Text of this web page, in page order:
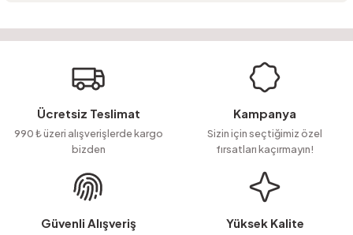
Soru Sor
Görüş ve önerileriniz için teşekkür ederiz.
Ürün resmi kalitesiz, bozuk veya görüntülenemiyor.
Ürün açıklamasında eksik bilgiler bulunuyor.
Ürün bilgilerinde hatalar bulunuyor.
Ürün fiyatı diğer sitelerden daha pahalı.
Bu ürüne benzer farklı alternatifler olmalı.
Ücretsiz Teslimat
990 ₺ üzeri alışverişlerde kargo
bizden
Kampanya
Sizin için seçtiğimiz özel
fırsatları kaçırmayın!
Güvenli Alışveriş Yüksek Kalite